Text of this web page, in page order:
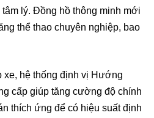
lý. Đồng hồ thông minh mới
thể thao chuyên nghiệp, bao
hệ thống định vị Hướng
cấp giúp tăng cường độ chính
thích ứng để có hiệu suất định